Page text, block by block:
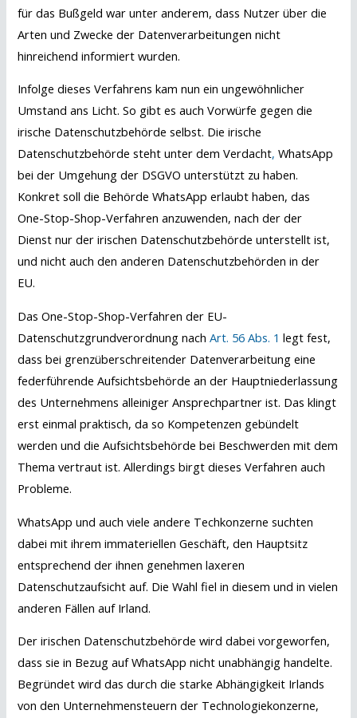
für das Bußgeld war unter anderem, dass Nutzer über die
Arten und Zwecke der Datenverarbeitungen nicht
hinreichend informiert wurden.
Infolge dieses Verfahrens kam nun ein ungewöhnlicher
Umstand ans Licht. So gibt es auch Vorwürfe gegen die
irische Datenschutzbehörde selbst. Die irische
Datenschutzbehörde steht unter dem Verdacht, WhatsApp
bei der Umgehung der DSGVO unterstützt zu haben.
Konkret soll die Behörde WhatsApp erlaubt haben, das
One-Stop-Shop-Verfahren anzuwenden, nach der der
Dienst nur der irischen Datenschutzbehörde unterstellt ist,
und nicht auch den anderen Datenschutzbehörden in der
EU.
Das One-Stop-Shop-Verfahren der EU-
Datenschutzgrundverordnung nachArt. 56 Abs. 1 legt fest,
dass bei grenzüberschreitender Datenverarbeitung eine
federführende Aufsichtsbehörde an der Hauptniederlassung
des Unternehmens alleiniger Ansprechpartner ist. Das klingt
erst einmal praktisch, da so Kompetenzen gebündelt
werden und die Aufsichtsbehörde bei Beschwerden mit dem
Thema vertraut ist. Allerdings birgt dieses Verfahren auch
Probleme.
WhatsApp und auch viele andere Techkonzerne suchten
dabei mit ihrem immateriellen Geschäft, den Hauptsitz
entsprechend der ihnen genehmen laxeren
Datenschutzaufsicht auf. Die Wahl fiel in diesem und in vielen
anderen Fällen auf Irland.
Der irischen Datenschutzbehörde wird dabei vorgeworfen,
dass sie in Bezug auf WhatsApp nicht unabhängig handelte.
Begründet wird das durch die starke Abhängigkeit Irlands
von den Unternehmensteuern der Technologiekonzerne,